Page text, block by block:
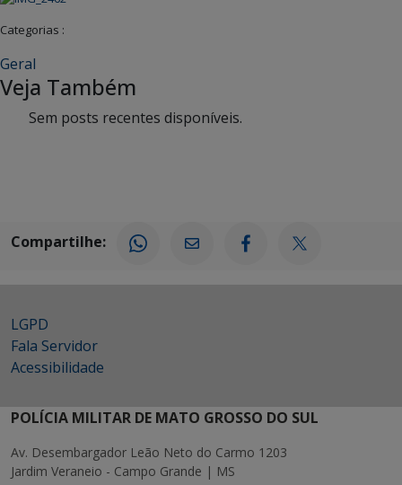
Categorias :
Geral
Veja Também
Sem posts recentes disponíveis.
Compartilhe:
LGPD
Fala Servidor
Acessibilidade
POLÍCIA MILITAR DE MATO GROSSO DO SUL
Av. Desembargador Leão Neto do Carmo 1203
Jardim Veraneio - Campo Grande | MS